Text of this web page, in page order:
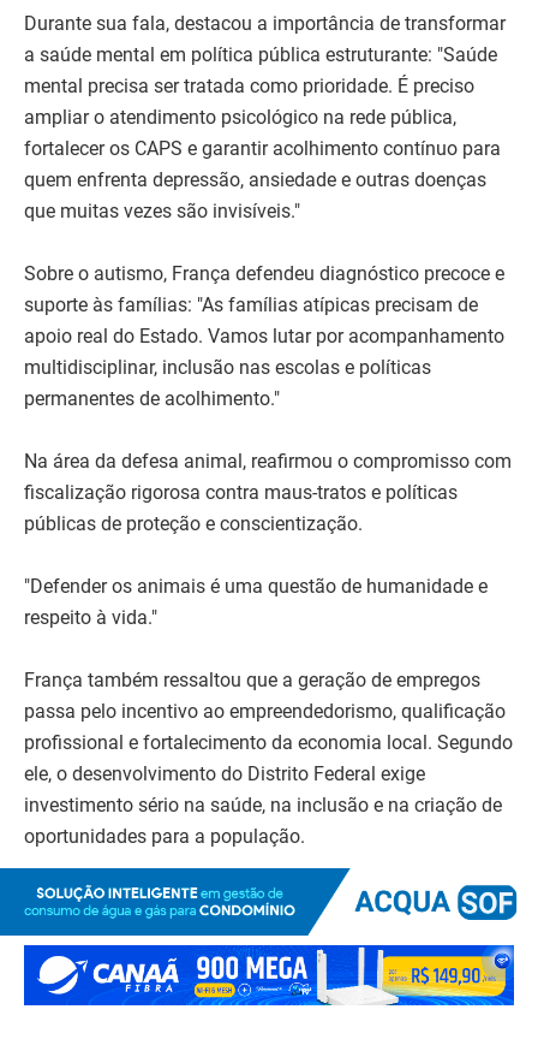
Durante sua fala, destacou a importância de transformar
a saúde mental em política pública estruturante: "Saúde
mental precisa ser tratada como prioridade. É preciso
ampliar o atendimento psicológico na rede pública,
fortalecer os CAPS e garantir acolhimento contínuo para
quem enfrenta depressão, ansiedade e outras doenças
que muitas vezes são invisíveis."
Sobre o autismo, França defendeu diagnóstico precoce e
suporte às famílias: "As famílias atípicas precisam de
apoio real do Estado. Vamos lutar por acompanhamento
multidisciplinar, inclusão nas escolas e políticas
permanentes de acolhimento."
Na área da defesa animal, reafirmou o compromisso com
fiscalização rigorosa contra maus-tratos e políticas
públicas de proteção e conscientização.
"Defender os animais é uma questão de humanidade e
respeito à vida."
França também ressaltou que a geração de empregos
passa pelo incentivo ao empreendedorismo, qualificação
profissional e fortalecimento da economia local. Segundo
ele, o desenvolvimento do Distrito Federal exige
investimento sério na saúde, na inclusão e na criação de
oportunidades para a população.